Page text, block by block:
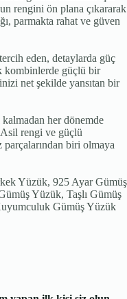
rengini ön plana çıkararak
parmakta rahat ve güven
eden, detaylarda güç
kombinlerde güçlü bir
net şekilde yansıtan bir
her dönemde
Asil rengi ve güçlü
biri olmaya
Yüzük, 925 Ayar Gümüş
Yüzük, Taşlı Gümüş
Gümüş Yüzük